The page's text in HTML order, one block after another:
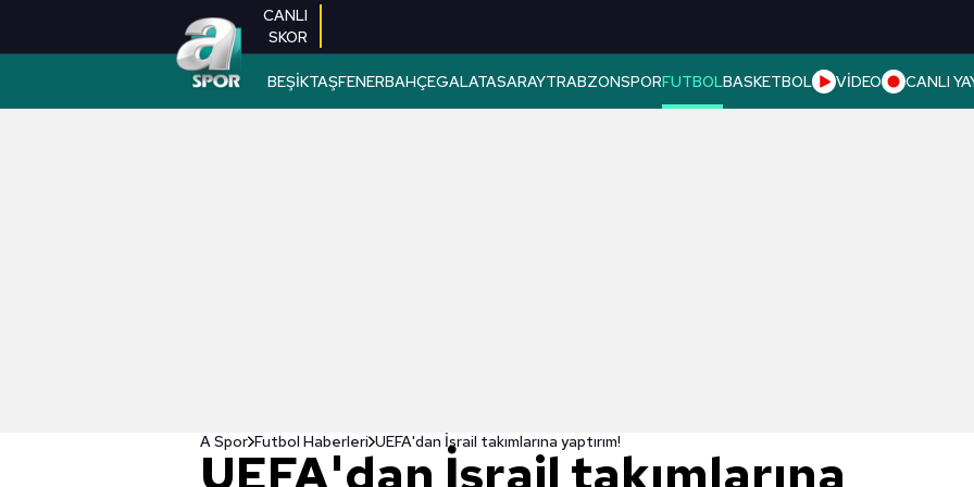
CANLI
SKOR
BEŞİKTAŞFENERBAHÇEGALATASARAYTRABZONSPORFUTBOLBASKETBOL VİDEO CANLI
A Spor Futbol Haberleri UEFA'dan İsrail takımlarına yaptırım!
UEFA'dan İsrail takımlarına